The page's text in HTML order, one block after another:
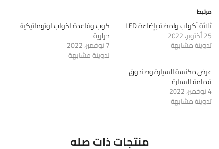
مرتبط
ثلاثة أكواب وامضة بإضاءة LED
25 أكتوبر، 2022
تدوينة مشابهة
كوب وقاعدة اكواب اوتوماتيكية
حرارية
7 نوفمبر، 2022
تدوينة مشابهة
عرض مكنسة السيارة وصندوق
قمامة السيارة
4 نوفمبر، 2022
تدوينة مشابهة
منتجات ذات صله